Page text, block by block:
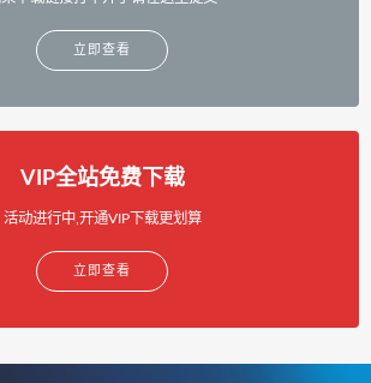
立即查看
VIP全站免费下载
活动进行中,开通VIP下载更划算
立即查看